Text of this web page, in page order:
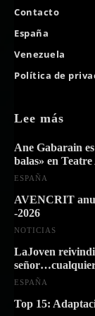
Contacto
España
Venezuela
Política de
Lee más
Ane Gabarain
balas» en
ESPAÑA
AVENCRIT
-2026
NOTICIAS
LaJoven
ESPAÑA
Top 15: